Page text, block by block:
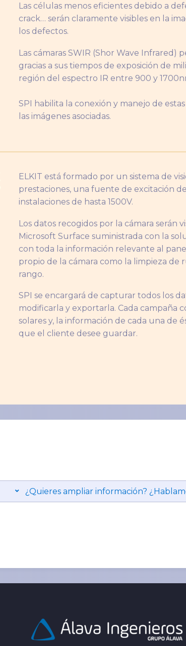
Las células menos eficientes debido a
crack… serán claramente visibles en la
los defectos.
Las cámaras SWIR (Shor Wave
gracias a sus tiempos de exposición de
región del espectro IR entre 900 y
SPI habilita la conexión y manejo de
las imágenes asociadas.
ELKIT está formado por un sistema de
prestaciones, una fuente de excitación
instalaciones de hasta 1500V.
Los datos recogidos por la cámara serán
Microsoft Surface suministrada con la
con toda la información relevante al
propio de la cámara como la limpieza de
rango.
SPI se encargará de capturar todos los
modificarla y exportarla. Cada campaña
solares y, la información de cada una de
que el cliente desee guardar.
¿Quieres ampliar información?